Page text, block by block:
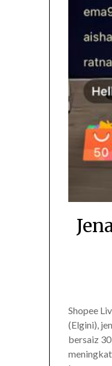
Shopee
(Elgini),
bersaiz